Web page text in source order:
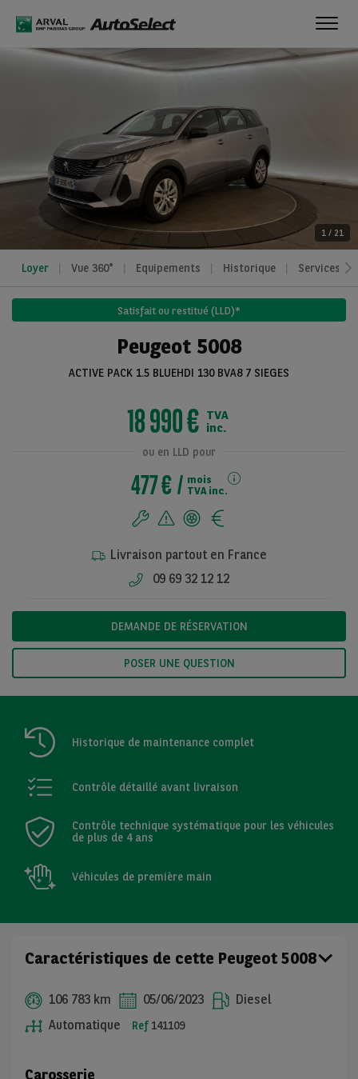
1 / 21
Voir toutes les
Loyer Vue 360° Equipements Historique Services
Satisfait ou restitué (LLD)*
Peugeot 5008
ACTIVE PACK 1.5 BLUEHDI 130 BVA8 7 SIEGES
18 990 € TVA
inc.
ou en LLD pour
477 €
mois
TVA inc.
Livraison partout en France
09 69 32 12 12
DEMANDE DE RÉSERVATION
POSER UNE QUESTION
Historique de maintenance complet
Contrôle détaillé avant livraison
Contrôle technique systématique pour les véhicules
de plus de 4 ans
Véhicules de première main
Caractéristiques de cette Peugeot 5008
106 783 km 05/06/2023
Diesel
Automatique
Ref 141109
Carosserie